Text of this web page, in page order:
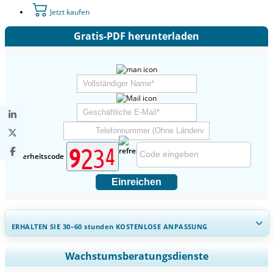
Jetzt kaufen
Gratis-PDF herunterladen
Sicherheitscode
Einreichen
ERHALTEN SIE 30–60stunden KOSTENLOSE ANPASSUNG
Regionale und länderspezifische Abdeckung erweitern,
Segmentanalyse, Unternehmensprofile, Wettbewerbs-
Wachstumsberatungsdienste